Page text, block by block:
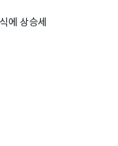
에 상승세